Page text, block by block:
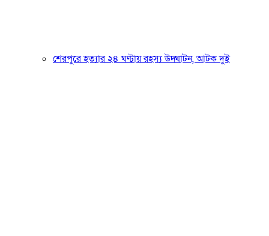
শেরপুরে হত্যার ২৪ ঘণ্টায় রহস্য উদ্ঘাটন, আটক দুই